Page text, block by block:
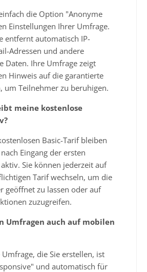
die Option "Anonyme
Einstellungen Ihrer Umfrage.
entfernt automatisch IP-
Adressen und andere
Daten. Ihre Umfrage zeigt
Hinweis auf die garantierte
um Teilnehmer zu beruhigen.
meine kostenlose
Basic-Tarif bleiben
Eingang der ersten
Sie können jederzeit auf
Tarif wechseln, um die
geöffnet zu lassen oder auf
zuzugreifen.
Umfragen auch auf mobilen
Umfrage, die Sie erstellen, ist
und automatisch für